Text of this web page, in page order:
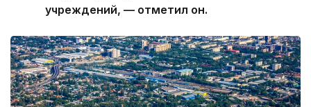
учреждений, — отметил он.